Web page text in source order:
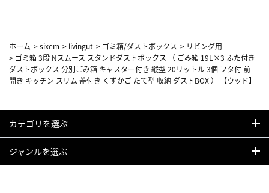
ホーム >sixem > livingut > ゴミ箱/ダストボックス > リビング用
> ゴミ箱 3段 Nスムース スタンドダストボックス （ ごみ箱 19L×3 ふた付き
ダストボックス 分別ごみ箱 キャスター付き 縦型 20リットル 3個 フタ付 前
開き キッチン スリム 蓋付き くずかご たて型 収納 ダストBOX ） 【ウッド】
カテゴリを選ぶ
ジャンルを選ぶ